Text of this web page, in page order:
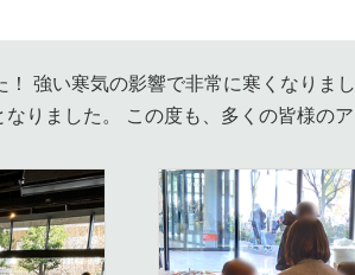
強い寒気の影響で非常に寒くなりま
りました。 この度も、多くの皆様のア